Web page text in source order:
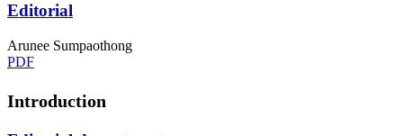
Editorial
Arunee Sumpaothong
PDF
Introduction